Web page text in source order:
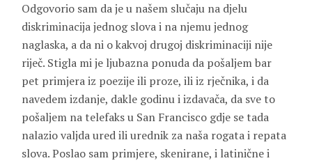
Odgovorio sam da je u našem slučaju na djelu
diskriminacija jednog slova i na njemu jednog
naglaska, a da ni o kakvoj drugoj diskriminaciji nije
riječ. Stigla mi je ljubazna ponuda da pošaljem bar
pet primjera iz poezije ili proze, ili iz rječnika, i da
navedem izdanje, dakle godinu i izdavača, da sve to
pošaljem na telefaks u San Francisco gdje se tada
nalazio valjda ured ili urednik za naša rogata i repata
slova. Poslao sam primjere, skenirane, i latinične i